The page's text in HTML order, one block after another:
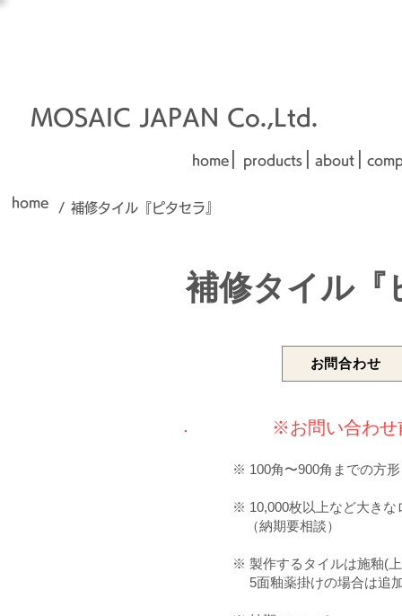
MOSAIC JAPAN Co.,Ltd.
home | products | about |
home / 補修タイル『ピタセラ』
補修タイル『
お問合わせ
※ 100角〜900角までの方
※ 10,000枚以上など大きな
（納期要相談）
※ 製作するタイルは施釉(
5面釉薬掛けの場合は追
※お問い合わせ